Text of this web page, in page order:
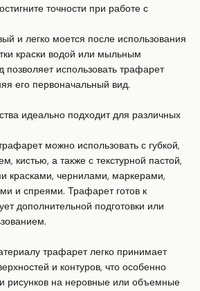
точности при работе с
и легко моется после использования
краски водой или мыльным
позволяет использовать трафарет
его первоначальный вид.
идеально подходит для различных
можно использовать с губкой,
кистью, а также с текстурной пастой,
красками, чернилами, маркерами,
и спреями. Трафарет готов к
дополнительной подготовки или
трафарет легко принимает
и контуров, что особенно
рисунков на неровные или объемные